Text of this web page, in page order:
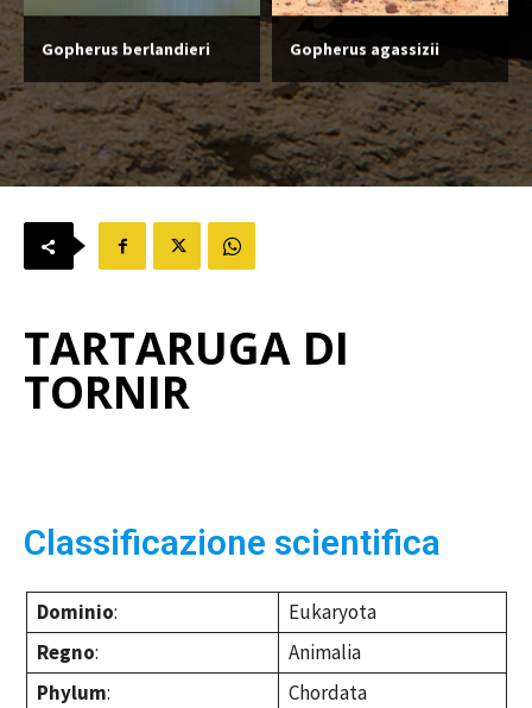
Gopherus berlandieri Gopherus agassizii
TARTARUGA DI
TORNIR
Classificazione scientifica
Dominio:
Eukaryota
Regno:
Animalia
Phylum:
Chordata